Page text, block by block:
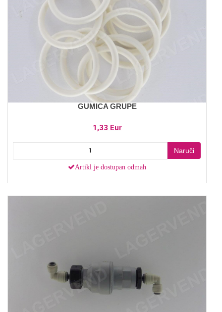
GUMICA GRUPE
1,33 Eur
Naruči
Artikl je dostupan odmah